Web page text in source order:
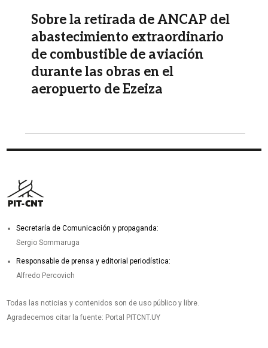
Sobre la retirada de ANCAP del
abastecimiento extraordinario
de combustible de aviación
durante las obras en el
aeropuerto de Ezeiza
Secretaría de Comunicación y propaganda:
Sergio Sommaruga
Responsable de prensa y editorial periodística:
Alfredo Percovich
Todas las noticias y contenidos son de uso público y libre.
Agradecemos citar la fuente: Portal PITCNT.UY